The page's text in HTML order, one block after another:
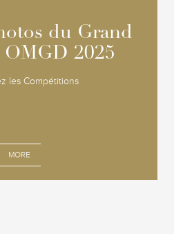
du Grand
2025
les Compétitions
MORE
du Grand
2025